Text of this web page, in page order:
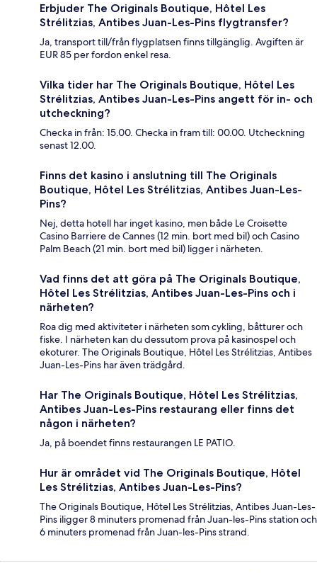
Erbjuder The Originals Boutique, Hôtel Les
Strélitzias, Antibes Juan-Les-Pins flygtransfer?
Ja, transport till/från flygplatsen finns tillgänglig. Avgiften är
EUR 85 per fordon enkel resa.
Vilka tider har The Originals Boutique, Hôtel Les
Strélitzias, Antibes Juan-Les-Pins angett för in- och
utcheckning?
Checka in från: 15.00. Checka in fram till: 00.00. Utcheckning
senast 12.00.
Finns det kasino i anslutning till The Originals
Boutique, Hôtel Les Strélitzias, Antibes Juan-Les-
Pins?
Nej, detta hotell har inget kasino, men både Le Croisette
Casino Barriere de Cannes (12 min. bort med bil) och Casino
Palm Beach (21 min. bort med bil) ligger i närheten.
Vad finns det att göra på The Originals Boutique,
Hôtel Les Strélitzias, Antibes Juan-Les-Pins och i
närheten?
Roa dig med aktiviteter i närheten som cykling, båtturer och
fiske. I närheten kan du dessutom prova på kasinospel och
ekoturer. The Originals Boutique, Hôtel Les Strélitzias, Antibes
Juan-Les-Pins har även trädgård.
Har The Originals Boutique, Hôtel Les Strélitzias,
Antibes Juan-Les-Pins restaurang eller finns det
någon i närheten?
Ja, på boendet finns restaurangen LE PATIO.
Hur är området vid The Originals Boutique, Hôtel
Les Strélitzias, Antibes Juan-Les-Pins?
The Originals Boutique, Hôtel Les Strélitzias, Antibes Juan-Les-
Pins iligger 8 minuters promenad från Juan-les-Pins station och
6 minuters promenad från Juan-les-Pins strand.